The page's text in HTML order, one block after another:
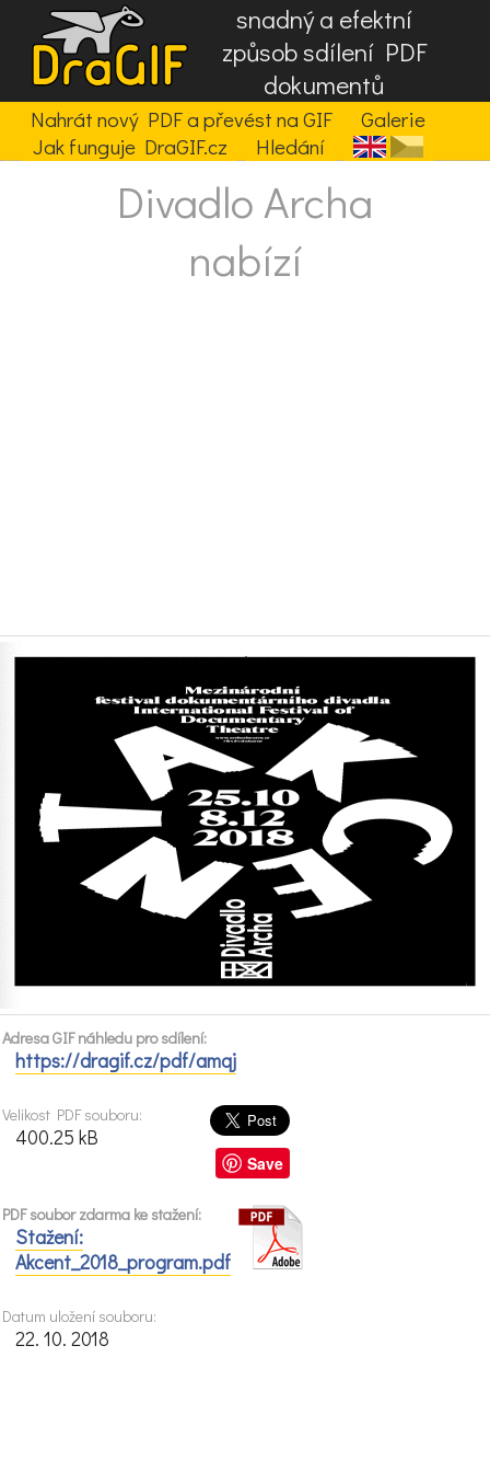
snadný a efektní
způsob sdílení PDF
dokumentů
Nahrát nový PDF a převést na GIF
Galerie
Jak funguje DraGIF.cz
Hledání
Divadlo Archa
nabízí
Adresa GIF náhledu pro sdílení:
https://dragif.cz/pdf/amqj
Save
Velikost PDF souboru:
400.25 kB
PDF soubor zdarma ke stažení:
Stažení:
Akcent_2018_program.pdf
Datum uložení souboru:
22. 10. 2018